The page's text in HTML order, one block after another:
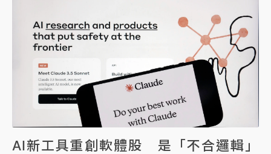
AI新工具重創軟體股 是「不合邏輯」